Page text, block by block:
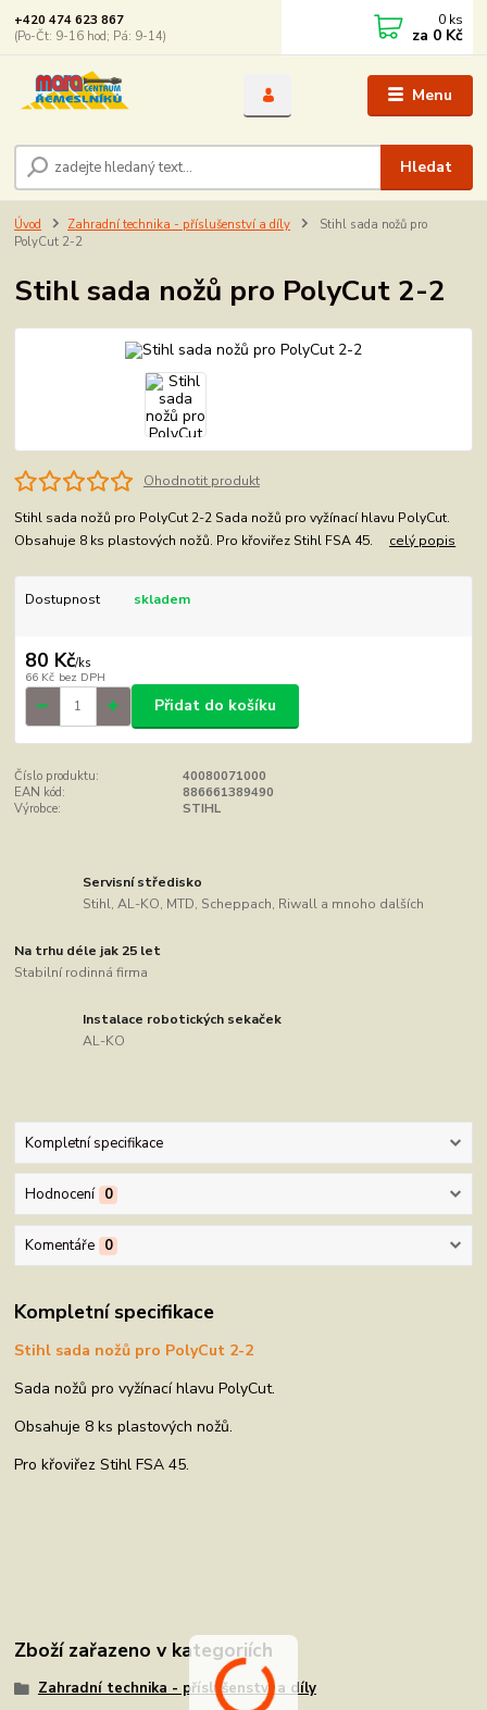
Menu
Hledat
+420 474 623 867
(Po-Čt: 9-16 hod; Pá: 9-14)
0 ks
za 0 Kč
Úvod Zahradní technika - příslušenství a díly
Stihl sada nožů pro
PolyCut 2-2
Stihl sada nožů pro PolyCut 2-2
Ohodnotit produkt
Stihl sada nožů pro PolyCut 2-2 Sada nožů pro vyžínací hlavu PolyCut.
Obsahuje 8 ks plastových nožů. Pro křoviřez Stihl FSA 45. celý popis
Dostupnost skladem
80 Kč/ks
66 Kč bez DPH
Přidat do košíku
Číslo produktu:
40080071000
EAN kód:
886661389490
Výrobce:
STIHL
Servisní středisko
Stihl, AL-KO, MTD, Scheppach, Riwall a mnoho dalších
Na trhu déle jak 25 let
Stabilní rodinná firma
Instalace robotických sekaček
AL-KO
Kompletní specifikace
Hodnocení 0
Komentáře 0
Kompletní specifikace
Stihl sada nožů pro PolyCut 2-2
Sada nožů pro vyžínací hlavu PolyCut.
Obsahuje 8 ks plastových nožů.
Pro křoviřez Stihl FSA 45.
Zboží zařazeno v kategoriích
Zahradní technika - příslušenství a díly